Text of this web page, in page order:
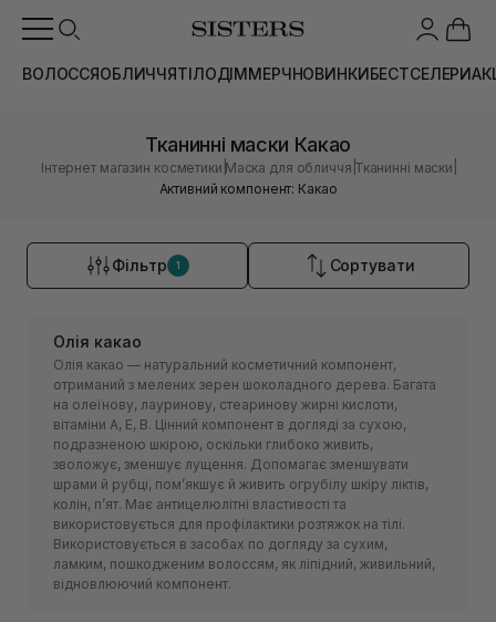
ВОЛОССЯОБЛИЧЧЯТІЛОДІММЕРЧНОВИНКИБЕСТСЕЛЕРИ
Тканинні маски Какао
Інтернет магазин косметики |Маска для обличчя |Тканинні маски
Активний компонент: Какао
Фільтр 1 Сортувати
Олія какао
Олія какао — натуральний косметичний компонент,
отриманий з мелених зерен шоколадного дерева. Багата
на олеїнову, лауринову, стеаринову жирні кислоти,
вітаміни А, Е, В. Цінний компонент в догляді за сухою,
подразненою шкірою, оскільки глибоко живить,
зволожує, зменшує лущення. Допомагає зменшувати
шрами й рубці, пом’якшує й живить огрубілу шкіру ліктів,
колін, п’ят. Має антицелюлітні властивості та
використовується для профілактики розтяжок на тілі.
Використовується в засобах по догляду за сухим,
ламким, пошкодженим волоссям, як ліпідний, живильний,
відновлюючий компонент.